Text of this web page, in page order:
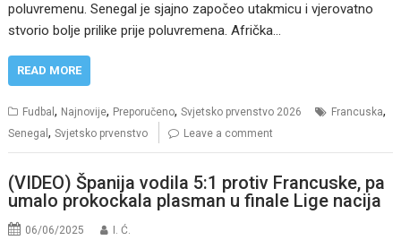
poluvremenu. Senegal je sjajno započeo utakmicu i vjerovatno
stvorio bolje prilike prije poluvremena. Afrička…
READ MORE
Fudbal, Najnovije, Preporučeno,Svjetsko prvenstvo 2026 Francuska,
Senegal,Svjetsko prvenstvo Leave a comment
(VIDEO) Španija vodila 5:1 protiv Francuske, pa
umalo prokockala plasman u finale Lige nacija
06/06/2025 I. Ć.